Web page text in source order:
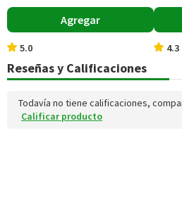
Agregar
5.0 4.3
Reseñas y Calificaciones
Todavía no tiene calificaciones,
Calificar producto